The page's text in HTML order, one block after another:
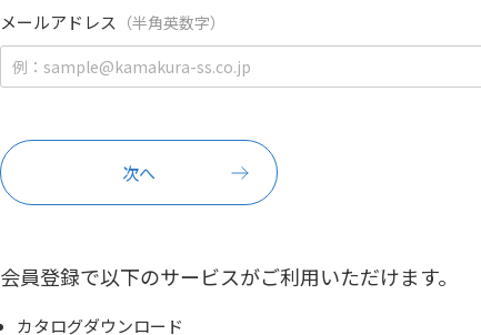
メールアドレス （半角英数字）
会員登録で以下のサービスがご利用いただけます。
カタログダウンロード